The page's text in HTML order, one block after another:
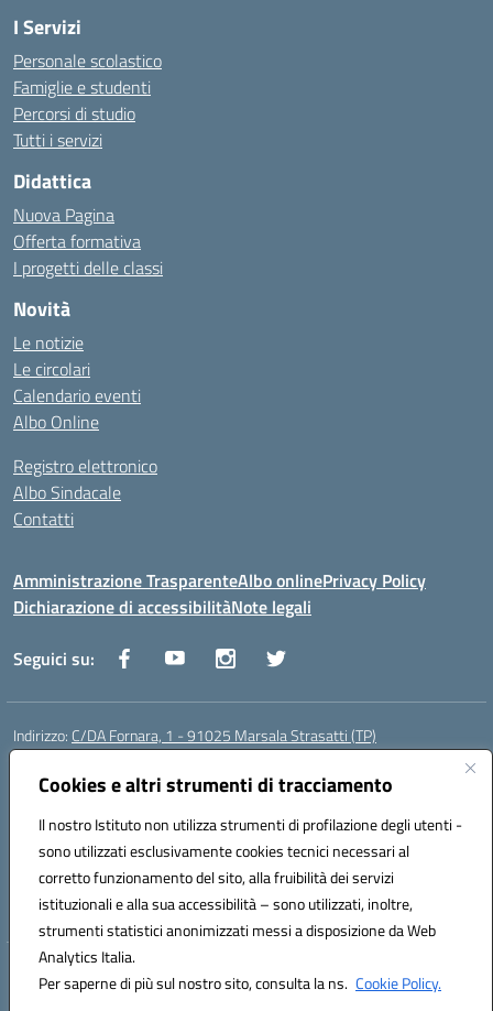
Cookies e altri strumenti di tracciamento
Il nostro Istituto non utilizza strumenti di profilazione degli utenti -
sono utilizzati esclusivamente cookies tecnici necessari al
corretto funzionamento del sito, alla fruibilità dei servizi
istituzionali e alla sua accessibilità – sono utilizzati, inoltre,
strumenti statistici anonimizzati messi a disposizione da Web
Analytics Italia.
Per saperne di più sul nostro sito, consulta la ns. Cookie Policy.
I Servizi
Personale scolastico
Famiglie e studenti
Percorsi di studio
Tutti i servizi
Didattica
Nuova Pagina
Offerta formativa
I progetti delle classi
Novità
Le notizie
Le circolari
Calendario eventi
Albo Online
Registro elettronico
Albo Sindacale
Contatti
Amministrazione TrasparenteAlbo onlinePrivacy Policy
Dichiarazione di accessibilitàNote legali
Seguici su:
Indirizzo: C/DA Fornara, 1 - 91025 Marsala Strasatti (TP)
Centralino:
Posta elettronica certificata (PEC):tpic81600v@pec.istruzione.it
Codice fiscale: 82006360810
Codice meccanografico:TPIC81600V
Codice Indice delle Pubbliche Amministrazioni (IPA): istsc_tpic81600v
Codice unico di fatturazione (CUF): UFODYY
Hosting & Powered by 3D Solution S.r.l.
Concept & Design by Designers Italia